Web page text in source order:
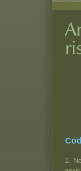
1.